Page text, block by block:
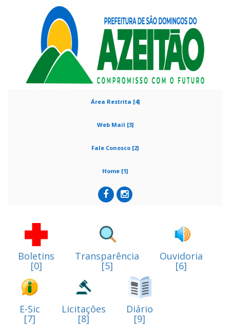
Área Restrita [4]
Web Mail [3]
Fale Conosco [2]
Home [1]
Boletins
[0]
Transparência
[5]
Ouvidoria
[6]
E-Sic
[7]
Licitações
[8]
Diário
[9]